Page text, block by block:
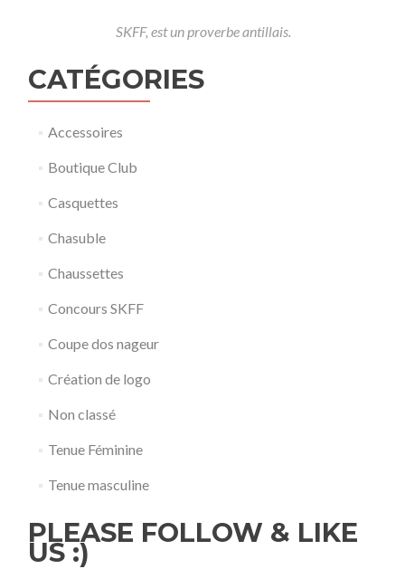
SKFF, est un proverbe antillais.
CATÉGORIES
Accessoires
Boutique Club
Casquettes
Chasuble
Chaussettes
Concours SKFF
Coupe dos nageur
Création de logo
Non classé
Tenue Féminine
Tenue masculine
PLEASE FOLLOW & LIKE
US :)